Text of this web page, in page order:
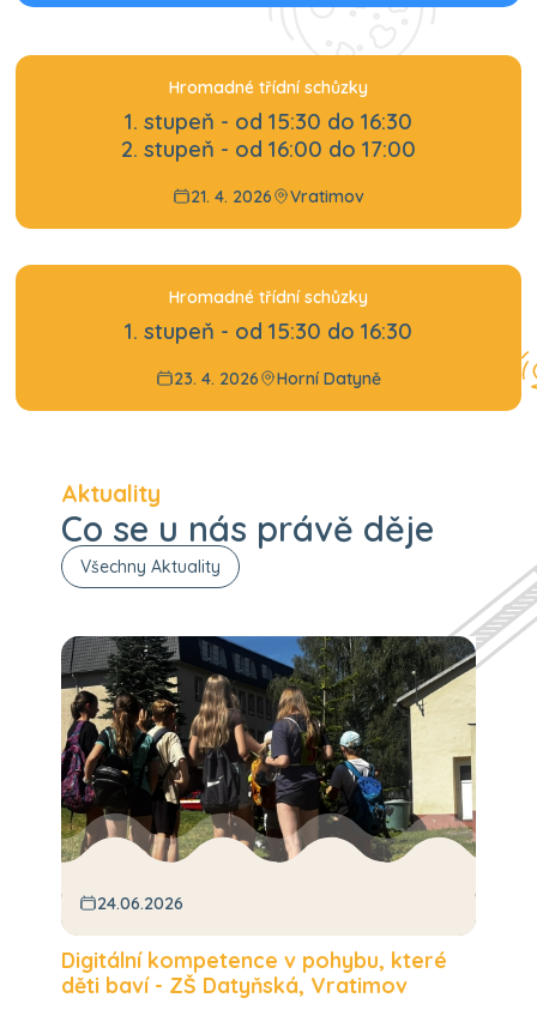
Hromadné třídní schůzky
1. stupeň - od 15:30 do 16:30
2. stupeň - od 16:00 do 17:00
21. 4. 2026 Vratimov
Hromadné třídní schůzky
1. stupeň - od 15:30 do 16:30
23. 4. 2026 Horní Datyně
Aktuality
Co se u nás právě děje
Všechny Aktuality
24.06.2026
Digitální kompetence v pohybu, které
děti baví - ZŠ Datyňská, Vratimov